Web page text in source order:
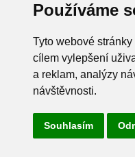
Používáme
Tyto webové
cílem vylepšení
a reklam, analýzy
návštěvnosti.
Souhlasím